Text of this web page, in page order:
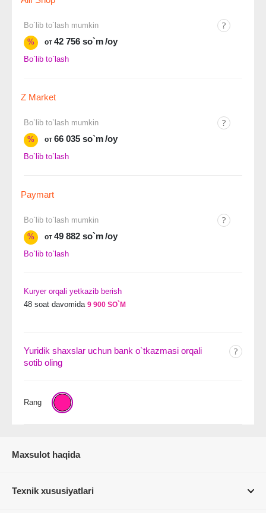
Bo`lib to`lash mumkin
%
от 42 756 so`m/oy
Bo`lib to`lash
Z Market
Bo`lib to`lash mumkin
%
от 66 035 so`m/oy
Bo`lib to`lash
Paymart
Bo`lib to`lash mumkin
%
от 49 882 so`m/oy
Bo`lib to`lash
Kuryer orqali yetkazib berish
48 soat davomida 9 900 SO`M
Yuridik shaxslar uchun bank o`tkazmasi orqali
sotib oling
Rang
Maxsulot haqida
Texnik xususiyatlari